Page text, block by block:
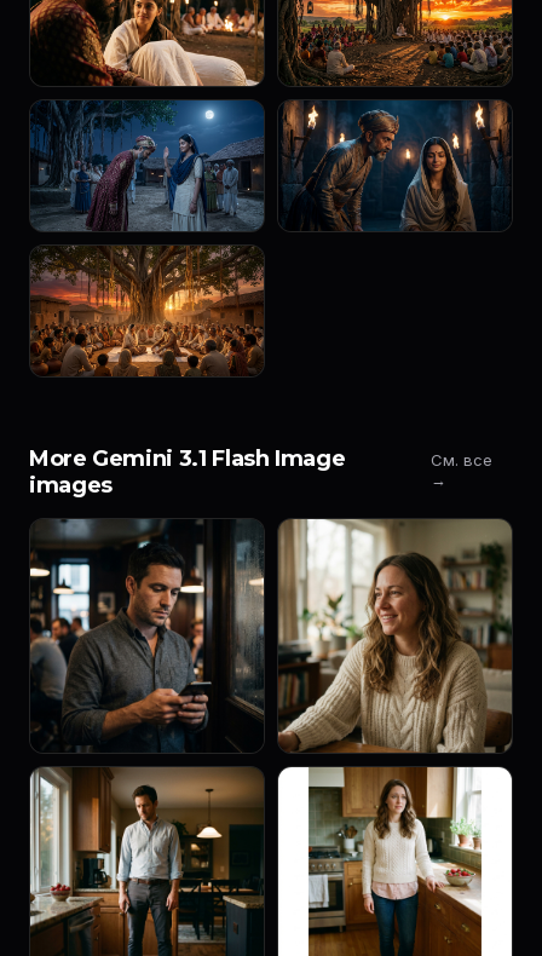
More Gemini 3.1 Flash Image
images
См. все
→